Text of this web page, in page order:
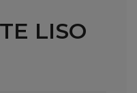
LISO